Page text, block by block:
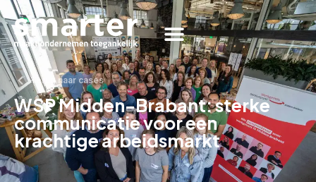
Terug naar cases
WSP Midden-Brabant: sterke
communicatie voor een
krachtige arbeidsmarkt